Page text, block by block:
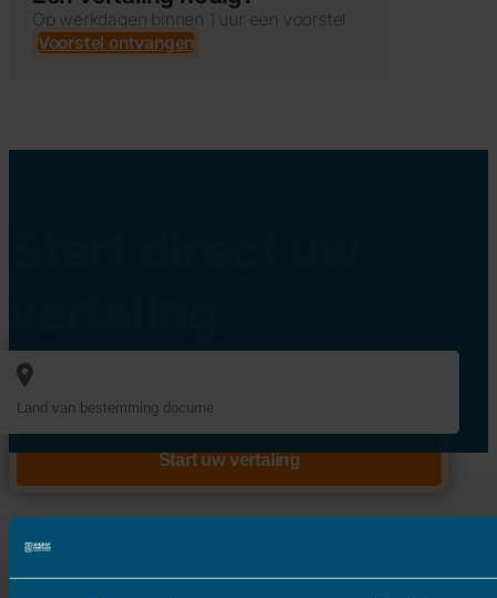
Op werkdagen binnen 1 uur een voorstel
Voorstel ontvangen